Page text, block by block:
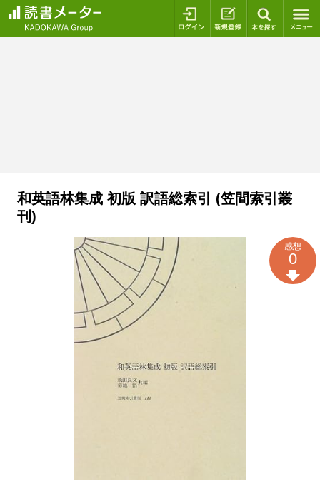
ログイン 新規登録
和英語林集成 初版 訳語総索引 (笠間索引叢
刊)
感想
0